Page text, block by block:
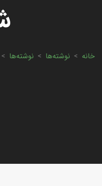
خانه > نوشته‌ها > نوشته‌ها >